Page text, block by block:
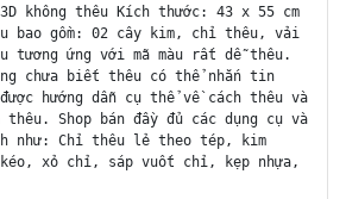
không thêu Kích thước: 43 x 55 cm
bao gồm: 02 cây kim, chỉ thêu, vải
tương ứng với mã màu rất dễ thêu.
chưa biết thêu có thể nhắn tin
hướng dẫn cụ thể về cách thêu và
Shop bán đầy đủ các dụng cụ và
như: Chỉ thêu lẻ theo tép, kim
xỏ chỉ, sáp vuốt chỉ, kẹp nhựa,